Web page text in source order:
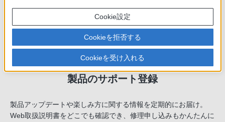
製品のサポート登録
製品アップデートや楽しみ方に関する情報を定期的にお届け。
Web取扱説明書をどこでも確認でき、修理申し込みもかんたんに
Cookie設定
Cookieを拒否する
Cookieを受け入れる